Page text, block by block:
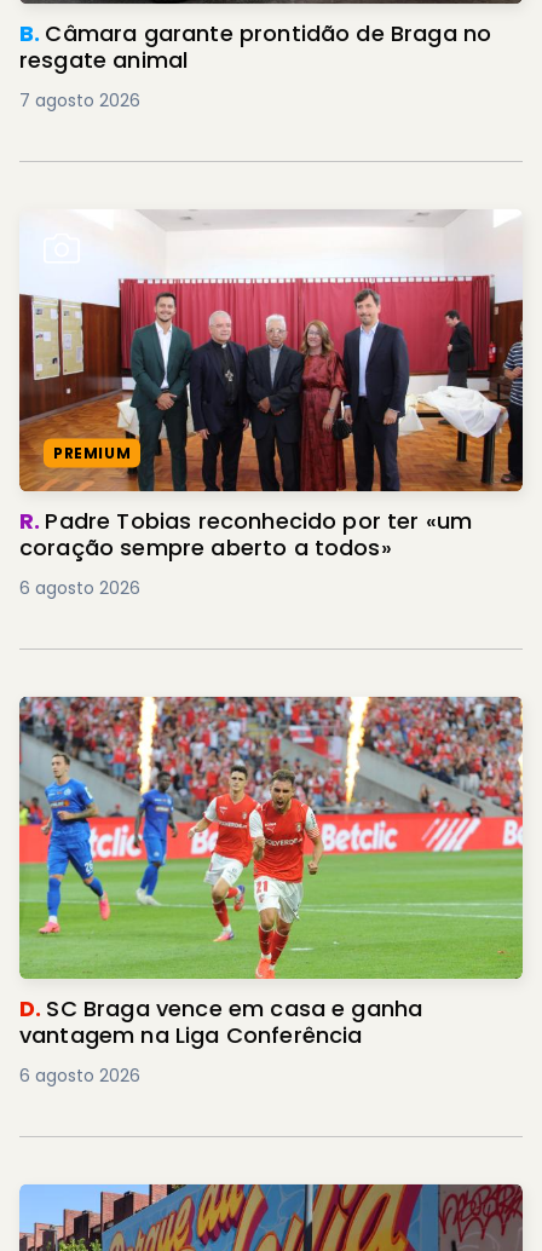
B. Câmara garante prontidão de Braga no
resgate animal
7 agosto 2026
PREMIUM
R. Padre Tobias reconhecido por ter «um
coração sempre aberto a todos»
6 agosto 2026
D. SC Braga vence em casa e ganha
vantagem na Liga Conferência
6 agosto 2026